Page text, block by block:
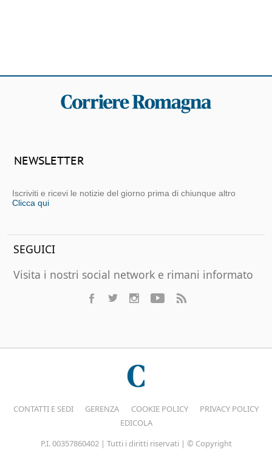
NEWSLETTER
Iscriviti e ricevi le notizie del giorno prima di chiunque altro
Clicca qui
SEGUICI
Visita i nostri social network e rimani informato
CONTATTI E SEDI GERENZA COOKIE POLICY
PRIVACY POLICY
EDICOLA
P.I. 00357860402 | Tutti i diritti riservati | © Copyright